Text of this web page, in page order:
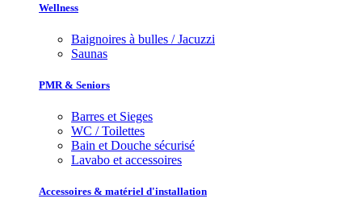
Wellness
Baignoires à bulles / Jacuzzi
Saunas
PMR & Seniors
Barres et Sieges
WC / Toilettes
Bain et Douche sécurisé
Lavabo et accessoires
Accessoires & matériel d'installation